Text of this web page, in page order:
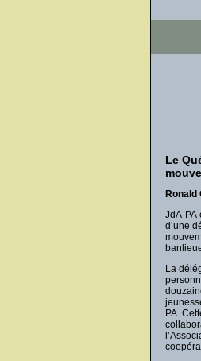
Le
Ronald
JdA-PA
d’une
La
PA.